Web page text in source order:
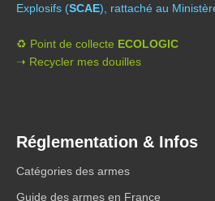
Explosifs (SCAE), rattaché au
♻️ Point de collecte ECOLOGIC
➝ Recycler mes douilles
Réglementation & Infos
Catégories des armes
Guide des armes en France